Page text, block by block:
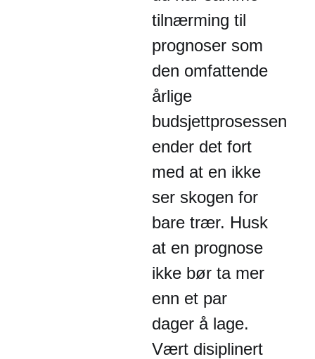
tilnærming til
prognoser som
den omfattende
årlige
budsjettprosessen
ender det fort
med at en ikke
ser skogen for
bare trær. Husk
at en prognose
ikke bør ta mer
enn et par
dager å lage.
Vært disiplinert